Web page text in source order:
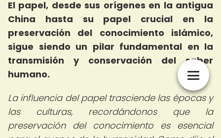
El papel, desde sus orígenes en la antigua
China hasta su papel crucial en la
preservación del conocimiento islámico,
sigue siendo un pilar fundamental en la
transmisión y conservación del saber
humano.
La influencia del papel trasciende las épocas y
las culturas, recordándonos que la
preservación del conocimiento es esencial